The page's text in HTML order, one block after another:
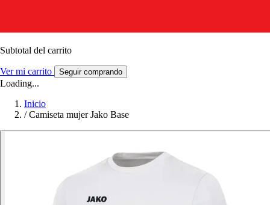
Subtotal del carrito
Ver mi carrito Seguir comprando
Loading...
Inicio
/ Camiseta mujer Jako Base